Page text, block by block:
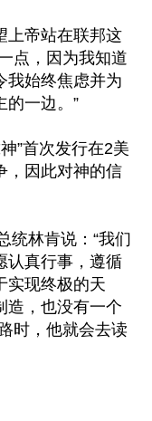
上帝站在联邦这
点，因为我知道
我始终焦虑并为
的一边。”
”首次发行在2美
，因此对神的信
统林肯说：“我们
认真行事，遵循
实现终极的天
造，也没有一个
时，他就会去读